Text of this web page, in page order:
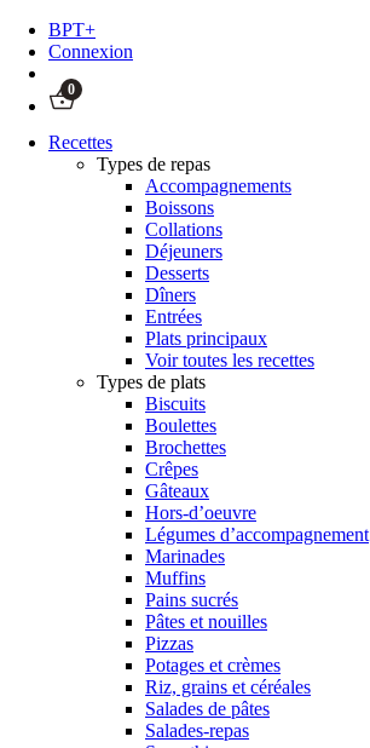
BPT+
Connexion
0
Recettes
Types de repas
Accompagnements
Boissons
Collations
Déjeuners
Desserts
Dîners
Entrées
Plats principaux
Voir toutes les recettes
Types de plats
Biscuits
Boulettes
Brochettes
Crêpes
Gâteaux
Hors-d’oeuvre
Légumes d’accompagnement
Marinades
Muffins
Pains sucrés
Pâtes et nouilles
Pizzas
Potages et crèmes
Riz, grains et céréales
Salades de pâtes
Salades-repas